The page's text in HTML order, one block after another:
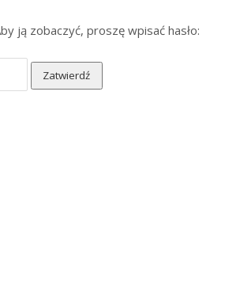
ją zobaczyć, proszę wpisać hasło: